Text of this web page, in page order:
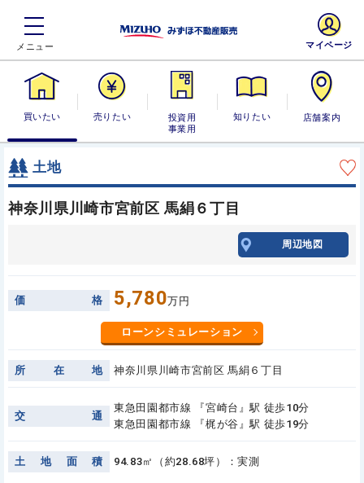
買いたい 売りたい
投資用・事業
用
知りたい 店舗案内
マイページ
土地
神奈川県川崎市宮前区 馬絹６丁目
周辺地図
価 格 5,780万円
ローンシミュレーション
所 在 地 神奈川県川崎市宮前区 馬絹６丁目
交 通
東急田園都市線 『宮崎台』駅 徒歩10分
東急田園都市線 『梶が谷』駅 徒歩19分
土 地 面 積 94.83㎡（約28.68坪）：実測